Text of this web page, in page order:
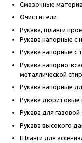
Смазочные
Очистители
Рукава, шланги
Рукава напорные с
Рукава напорные с
Рукава напорно-
металлической
Рукава напорные
Рукава дюритовые
Рукава для
Рукава высокого
Шланги для